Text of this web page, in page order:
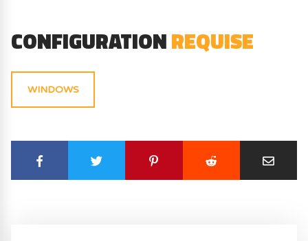
CONFIGURATIONREQUISE
WINDOWS